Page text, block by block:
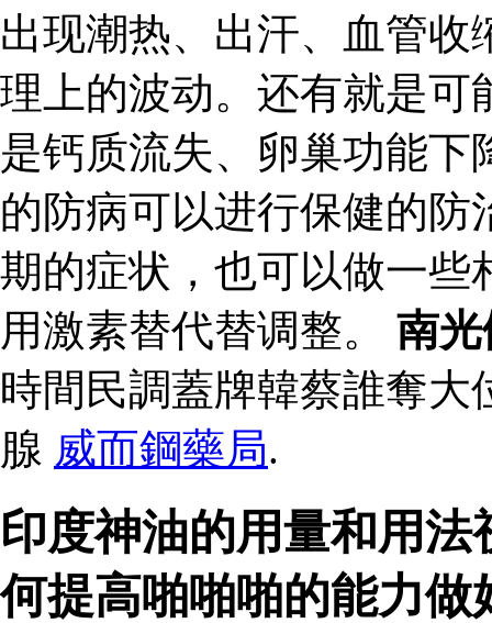
出现潮热、出汗、血管
理上的波动。还有就是可
是钙质流失、卵巢功能
的防病可以进行保健的
期的症状，也可以做一些
用激素替代替调整。 南
時間民調蓋牌韓蔡誰奪
腺 威而鋼藥局.
印度神油的用量和用
何提高啪啪啪的能力